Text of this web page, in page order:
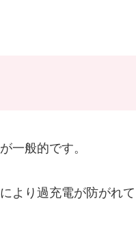
一般的です。
より過充電が防がれて